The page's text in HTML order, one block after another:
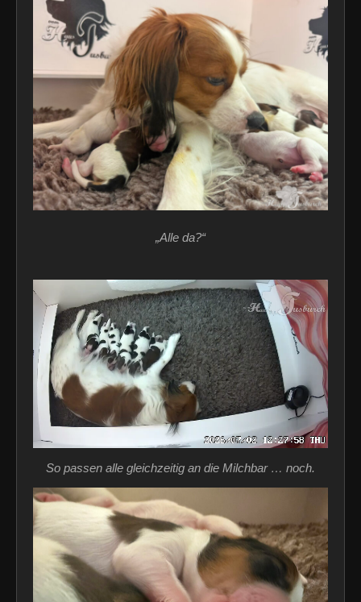
„Alle da?“
So passen alle gleichzeitig an die Milchbar … noch.